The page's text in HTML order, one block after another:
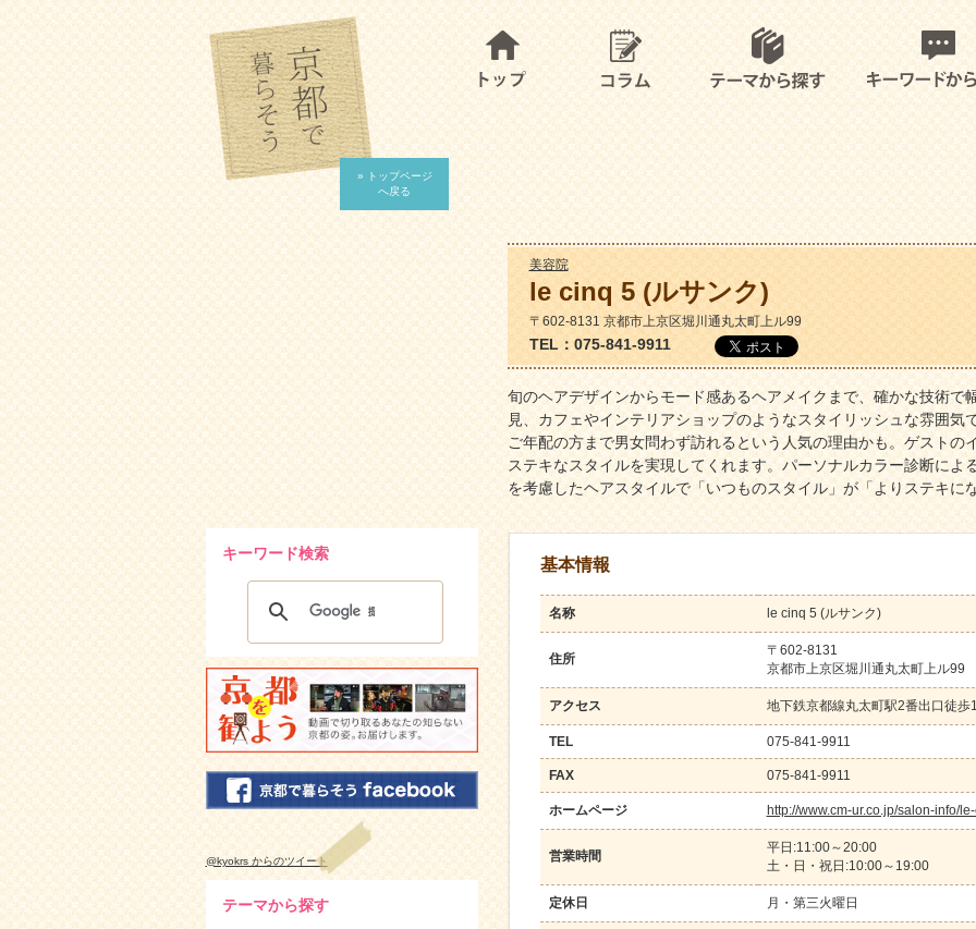
» トップページ
へ戻る
美容院
le cinq 5 (ルサンク)
〒602-8131 京都市上京区堀川通丸太町上ル99
TEL：075-841-9911
旬のヘアデザインからモード感あるヘアメイクまで、確かな技術で
見、カフェやインテリアショップのようなスタイリッシュな雰囲気
ご年配の方まで男女問わず訪れるという人気の理由かも。ゲストの
ステキなスタイルを実現してくれます。パーソナルカラー診断によ
を考慮したヘアスタイルで「いつものスタイル」が「よりステキに
基本情報
名称 le cinq 5 (ルサンク)
住所
〒602-8131
京都市上京区堀川通丸太町上ル99
アクセス 地下鉄京都線丸太町駅2番出口徒歩
TEL 075-841-9911
FAX 075-841-9911
ホームページ http://www.cm-ur.co.jp/salon-info/
営業時間
平日:11:00～20:00
土・日・祝日:10:00～19:00
定休日 月・第三火曜日
キーワード検索
@kyokrs からのツイート
テーマから探す